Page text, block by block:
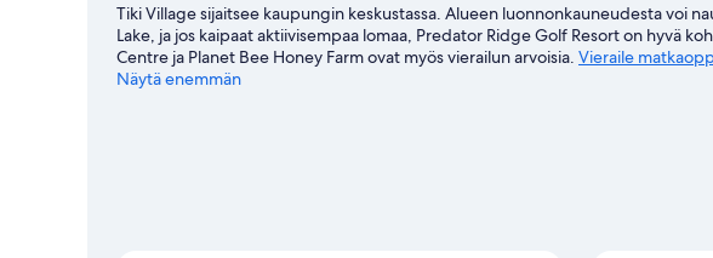
Tiki Village sijaitsee kaupungin keskustassa. Alueen luonnonkauneudesta voi
Lake, ja jos kaipaat aktiivisempaa lomaa, Predator Ridge Golf Resort on hyvä
Centre ja Planet Bee Honey Farm ovat myös vierailun arvoisia. Vieraile
Näytä enemmän